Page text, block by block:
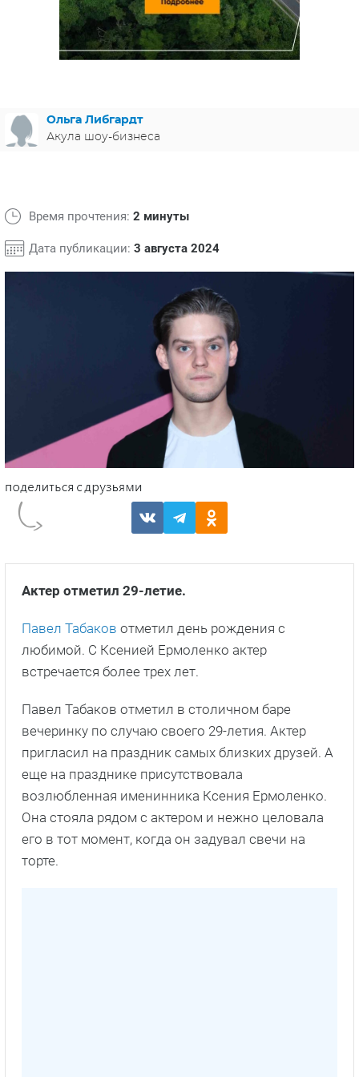
МЕЛОДРАМЫ
ФРАНЦИЯ
СВЕТСКИЕ НОВОСТИ
Ольга Либгардт
Акула шоу-бизнеса
Время прочтения: 2 минуты
Дата публикации: 3 августа 2024
Актер отметил 29-летие.
Павел Табаков отметил день рождения с
любимой. С Ксенией Ермоленко актер
встречается более трех лет.
Павел Табаков отметил в столичном баре
вечеринку по случаю своего 29-летия. Актер
пригласил на праздник самых близких друзей. А
еще на празднике присутствовала
возлюбленная именинника Ксения Ермоленко.
Она стояла рядом с актером и нежно целовала
его в тот момент, когда он задувал свечи на
торте.